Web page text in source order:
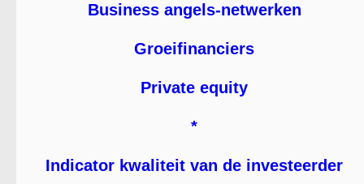
Business angels-netwerken
Groeifinanciers
Private equity
*
Indicator kwaliteit van de investeerder